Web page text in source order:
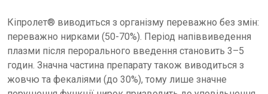
Кіпролет® виводиться з організму переважно без змін:
переважно нирками (50-70%). Період напіввиведення
плазми після перорального введення становить 3–5
годин. Значна частина препарату також виводиться з
жовчю та фекаліями (до 30%), тому лише значне